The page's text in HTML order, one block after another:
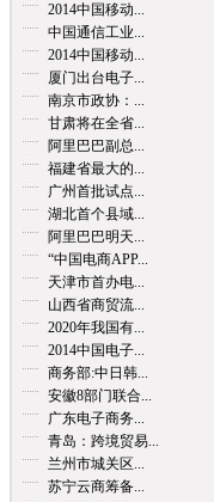
2014中国移动...
中国通信工业...
2014中国移动...
厦门出台电子...
南京市政协：...
甘肃将在全省...
阿里巴巴副总...
福建省最大的...
广州首批试点...
湖北首个县域...
阿里巴巴明天...
“中国电商APP...
天津市首办电...
山西省商贸流...
2020年我国有...
2014中国电子...
商务部:中日韩...
安徽8部门联合...
广东电子商务...
青岛：跨境贸易...
兰州市城关区...
苏宁云商筹备...